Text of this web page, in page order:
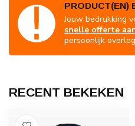
PRODUCT(EN)
Jouw bedrukking
snelle offerte
persoonlijk
RECENT BEKEKEN